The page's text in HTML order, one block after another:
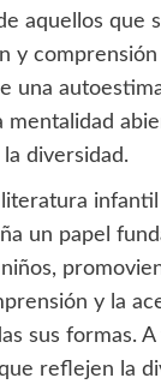
aquellos que
y
una
mentalidad
diversidad.
literatura
un papel
y la
sus formas.
reflejen la